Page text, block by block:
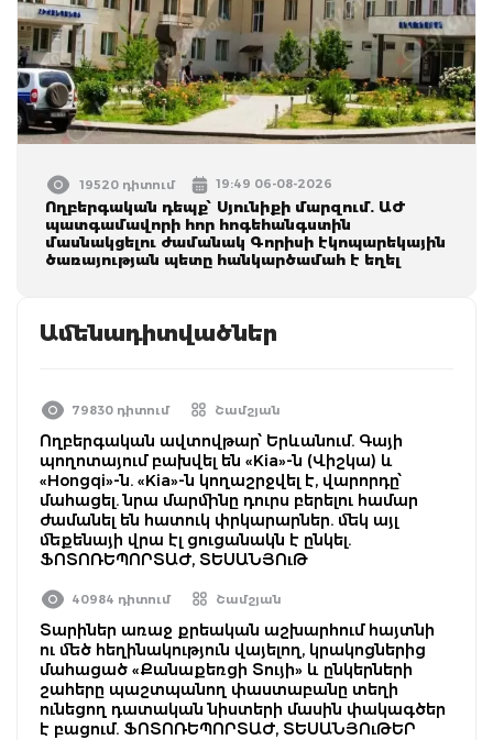
19520 դիտում 19:49 06-08-2026
Ողբերգական դեպք՝ Սյունիքի մարզում. ԱԺ
պատգամավորի հոր հոգեհանգստին
մասնակցելու ժամանակ Գորիսի էկոպարեկային
ծառայության պետը հանկարծամահ է եղել
Ամենադիտվածներ
79830 դիտում Շամշյան
Ողբերգական ավտովթար՝ Երևանում. Գայի
պողոտայում բախվել են «Kia»-ն (Վիշկա) և
«Hongqi»-ն. «Kia»-ն կողաշրջվել է, վարորդը՝
մահացել. նրա մարմինը դուրս բերելու համար
ժամանել են հատուկ փրկարարներ. մեկ այլ
մեքենայի վրա էլ ցուցանակն է ընկել.
ՖՈՏՈՌԵՊՈՐՏԱԺ, ՏԵՍԱՆՅՈւԹ
40984 դիտում Շամշյան
Տարիներ առաջ քրեական աշխարհում հայտնի
ու մեծ հեղինակություն վայելող, կրակոցներից
մահացած «Քանաքեռցի Տույի» և ընկերների
շահերը պաշտպանող փաստաբանը տեղի
ունեցող դատական նիստերի մասին փակագծեր
է բացում. ՖՈՏՈՌԵՊՈՐՏԱԺ, ՏԵՍԱՆՅՈւԹԵՐ